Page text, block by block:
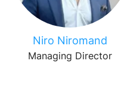
Niro Niromand
Managing Director